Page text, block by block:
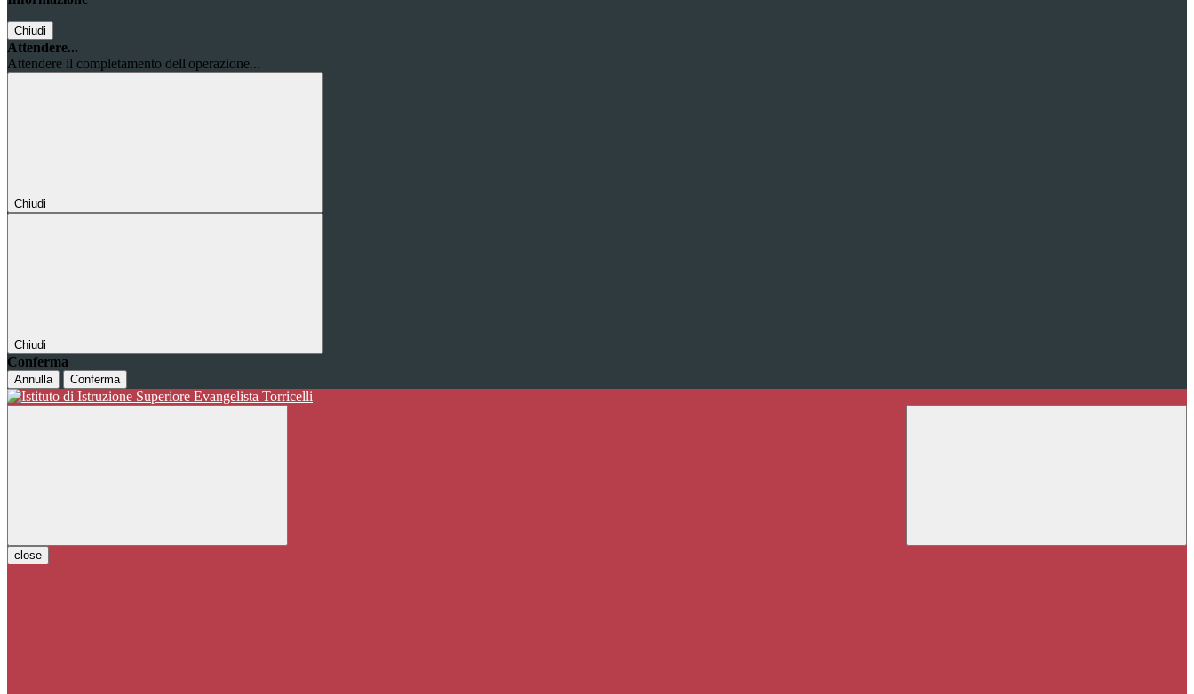
Chiudi
Attendere...
Attendere il completamento dell'operazione...
Chiudi
Chiudi
Conferma
Annulla Conferma
close